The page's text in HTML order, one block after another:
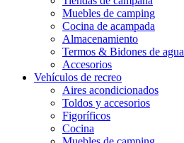
Muebles de camping
Cocina de acampada
Almacenamiento
Termos & Bidones de agua
Accesorios
Vehículos de recreo
Aires acondicionados
Toldos y accesorios
Figoríficos
Cocina